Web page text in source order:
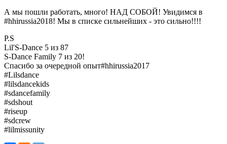
А мы пошли работать, много! НАД СОБОЙ! Увидимся в
#hhirussia2018! Мы в списке сильнейших - это сильно!!!!
P.S
Lil'S-Dance 5 из 87
S-Dance Family 7 из 20!
Спасибо за очередной опыт#hhirussia2017
#Lilsdance
#lilsdancekids
#sdancefamily
#sdshout
#riseup
#sdcrew
#lilmissunity